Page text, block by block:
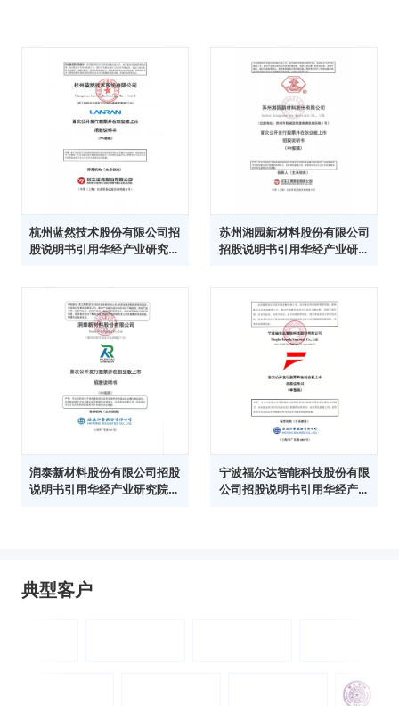
杭州蓝然技术股份有限公司招
股说明书引用华经产业研究院
苏州湘园新材料股份有限公司
招股说明书引用华经产业研究
润泰新材料股份有限公司招股
说明书引用华经产业研究院数
宁波福尔达智能科技股份有限
公司招股说明书引用华经产业
典型客户